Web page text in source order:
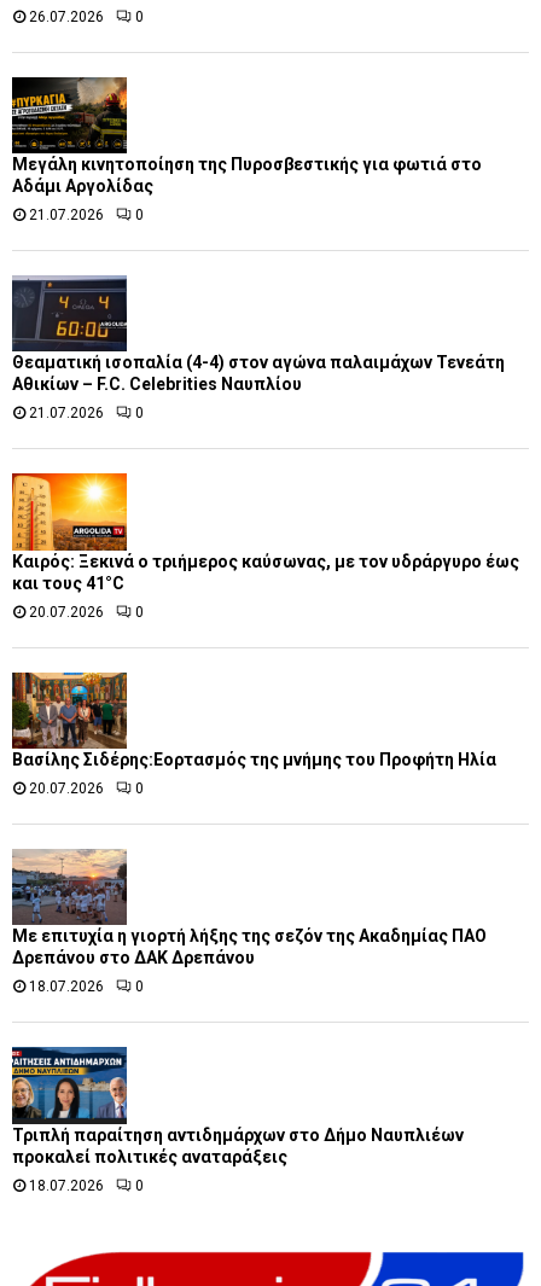
26.07.2026 0
Μεγάλη κινητοποίηση της Πυροσβεστικής για φωτιά στο
Αδάμι Αργολίδας
21.07.2026 0
Θεαματική ισοπαλία (4-4) στον αγώνα παλαιμάχων Τενεάτη
Αθικίων – F.C. Celebrities Ναυπλίου
21.07.2026 0
Καιρός: Ξεκινά ο τριήμερος καύσωνας, με τον υδράργυρο έως
και τους 41°C
20.07.2026 0
Βασίλης Σιδέρης:Εορτασμός της μνήμης του Προφήτη Ηλία
20.07.2026 0
Με επιτυχία η γιορτή λήξης της σεζόν της Ακαδημίας ΠΑΟ
Δρεπάνου στο ΔΑΚ Δρεπάνου
18.07.2026 0
Τριπλή παραίτηση αντιδημάρχων στο Δήμο Ναυπλιέων
προκαλεί πολιτικές αναταράξεις
18.07.2026 0